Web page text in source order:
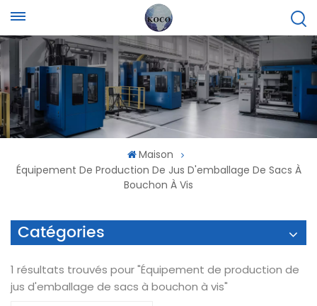
Maison
Équipement De Production De Jus D'emballage De Sacs À
Bouchon À Vis
Catégories
1 résultats trouvés pour "Équipement de production de
jus d'emballage de sacs à bouchon à vis"